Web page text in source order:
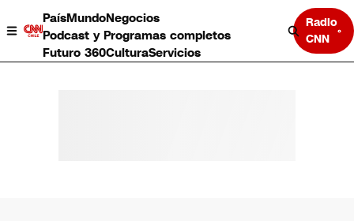
PaísMundoNegocios
Podcast y Programas completos
Futuro 360CulturaServicios
Radio
CNN